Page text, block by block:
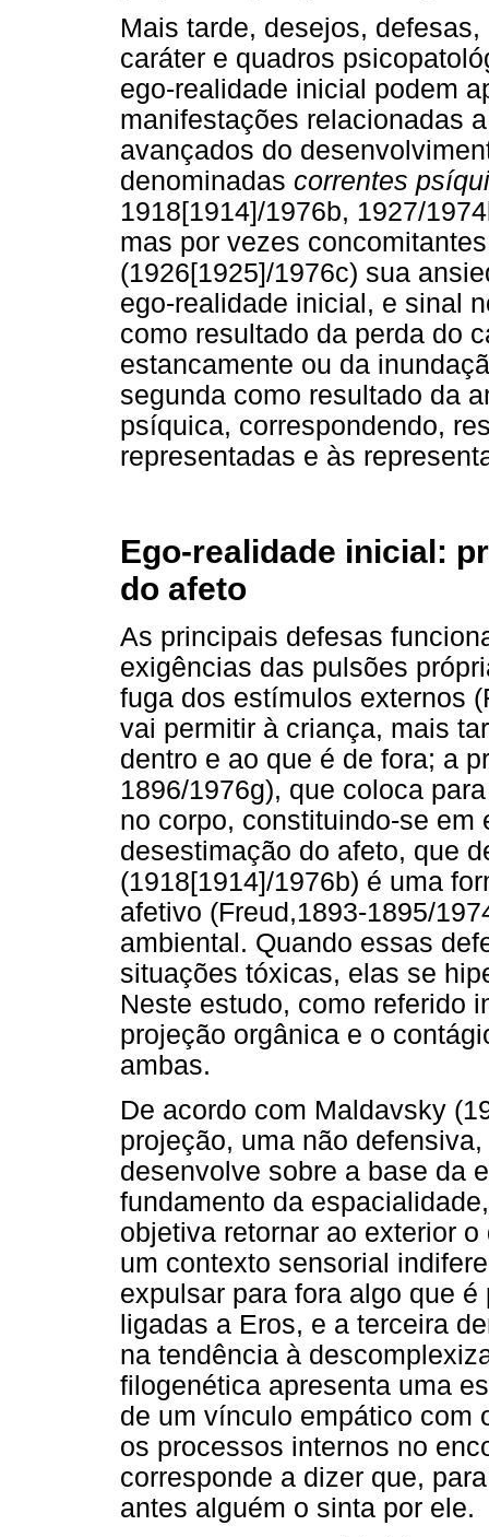
Mais tarde, desejos,
caráter e quadros
ego-realidade inicial podem
manifestações relacionadas
avançados do
denominadas correntes
1918[1914]/1976b, 1927/
mas por vezes
(1926[1925]/1976c) sua
ego-realidade inicial, e sinal
como resultado da perda do
estancamente ou da
segunda como resultado da
psíquica, correspondendo,
representadas e às
Ego-realidade inicial:
do afeto
As principais defesas
exigências das pulsões
fuga dos estímulos externos
vai permitir à criança, mais
dentro e ao que é de fora; a
1896/1976g), que coloca
no corpo, constituindo-se em
desestimação do afeto, que
(1918[1914]/1976b) é uma
afetivo (Freud,1893-1895/
ambiental. Quando essas
situações tóxicas, elas se
Neste estudo, como referido
projeção orgânica e o
ambas.
De acordo com Maldavsky
projeção, uma não
desenvolve sobre a base da
fundamento da
objetiva retornar ao exterior
um contexto sensorial
expulsar para fora algo que
ligadas a Eros, e a terceira
na tendência à
filogenética apresenta uma
de um vínculo empático com
os processos internos no
corresponde a dizer que,
antes alguém o sinta por ele.